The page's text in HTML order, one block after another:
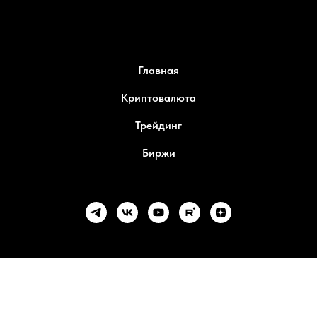
Главная
Криптовалюта
Трейдинг
Биржи